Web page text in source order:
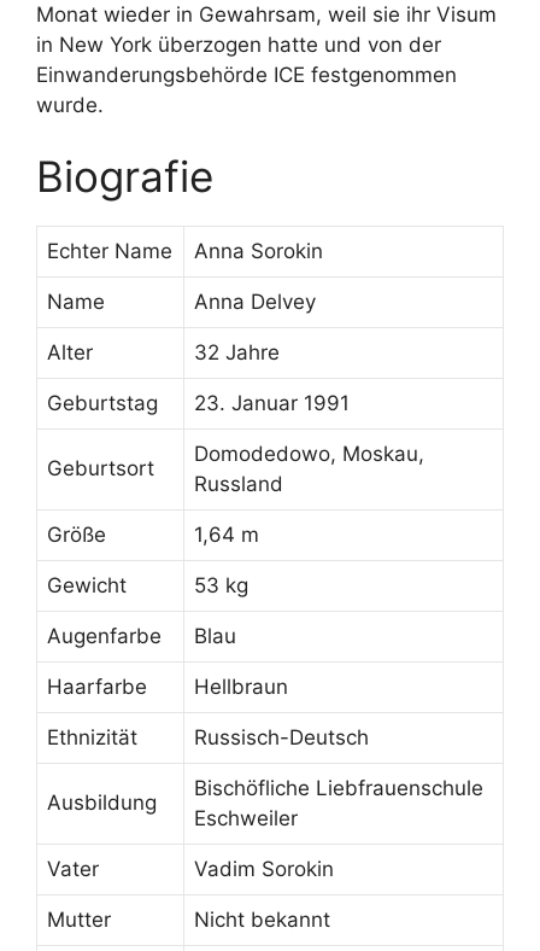
Monat wieder in Gewahrsam, weil sie ihr Visum
in New York überzogen hatte und von der
Einwanderungsbehörde ICE festgenommen
wurde.
Biografie
Echter Name Anna Sorokin
Name Anna Delvey
Alter 32 Jahre
Geburtstag 23. Januar 1991
Geburtsort
Domodedowo, Moskau,
Russland
Größe 1,64 m
Gewicht 53 kg
Augenfarbe Blau
Haarfarbe Hellbraun
Ethnizität Russisch-Deutsch
Ausbildung
Bischöfliche Liebfrauenschule
Eschweiler
Vater Vadim Sorokin
Mutter Nicht bekannt